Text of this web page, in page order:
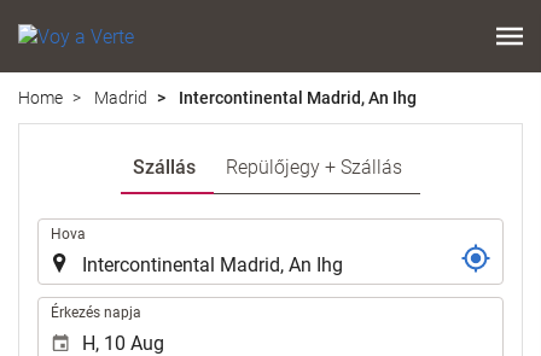
Home Madrid Intercontinental Madrid, An Ihg
Szállás Repülőjegy + Szállás
Hova
Érkezés napja